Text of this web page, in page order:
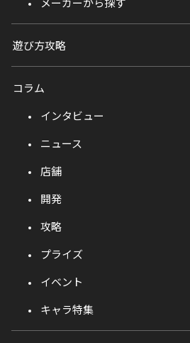
遊び方攻略
コラム
インタビュー
ニュース
店舗
開発
攻略
プライズ
イベント
キャラ特集